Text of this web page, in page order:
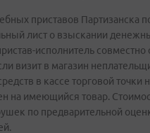
приставов Партизанска
лист о взыскании
исполнитель совместно
визит в магазин
в кассе торговой точки
на имеющийся товар.
по предварительной